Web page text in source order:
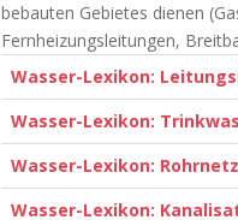
bebauten Gebietes dienen
Fernheizungsleitungen,
Wasser-Lexikon:
Wasser-Lexikon:
Wasser-Lexikon: Rohrnetz
Wasser-Lexikon: